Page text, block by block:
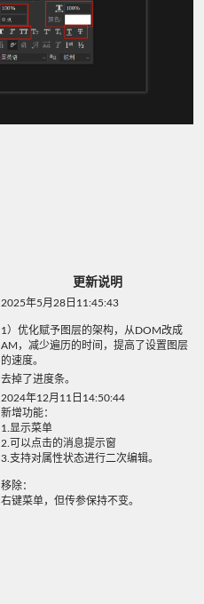
更新说明
2025年5月28日11:45:43
1）优化赋予图层的架构，从DOM改成
AM，减少遍历的时间，提高了设置图层
的速度。
去掉了进度条。
2024年12月11日14:50:44
新增功能：
1.显示菜单
2.可以点击的消息提示窗
3.支持对属性状态进行二次编辑。
移除：
右键菜单，但传参保持不变。